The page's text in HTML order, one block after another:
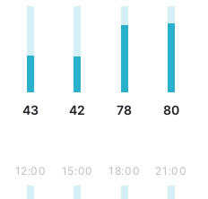
43 42 78 80
12:00 15:00 18:00 21:00